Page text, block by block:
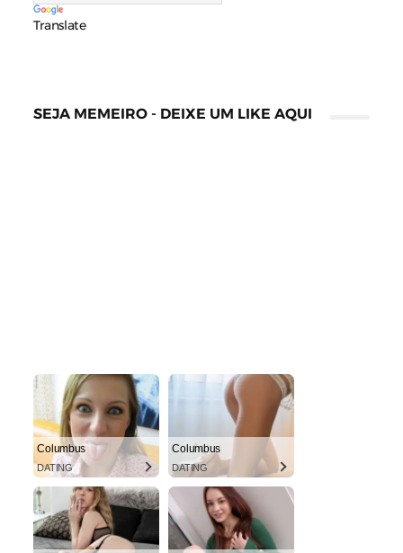
Translate
SEJA MEMEIRO - DEIXE UM LIKE AQUI
Columbus
DATING
Columbus
DATING